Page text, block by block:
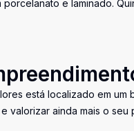
e laminado.
está localizado em
valorizar ainda mais o seu